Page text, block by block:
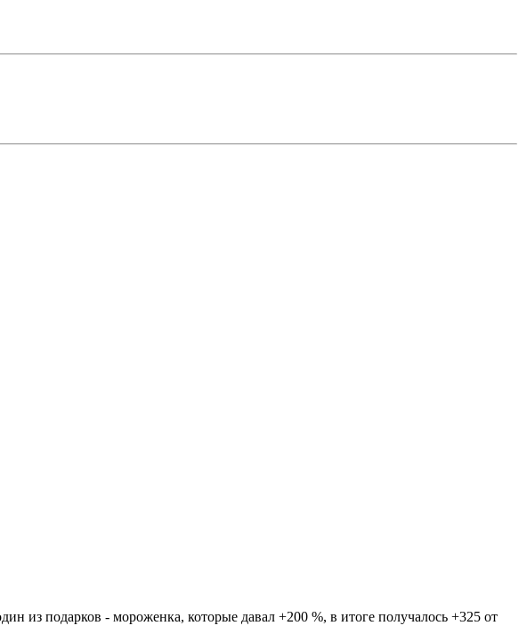
из подарков - мороженка, которые давал +200 %, в итоге получалось +325 от